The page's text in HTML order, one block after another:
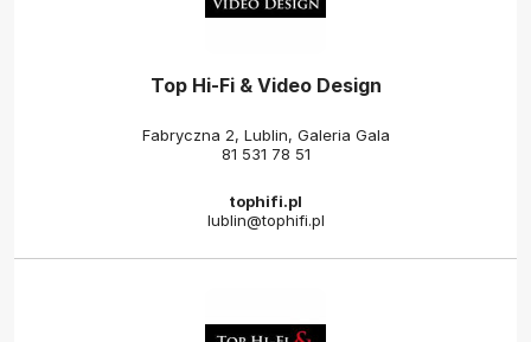
Top Hi-Fi & Video Design
Fabryczna 2, Lublin, Galeria Gala
81 531 78 51
tophifi.pl
lublin@tophifi.pl